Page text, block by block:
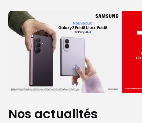
Nos actualités